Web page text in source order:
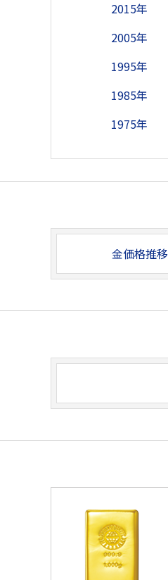
2015年
2005年
1995年
1985年
1975年
金価格推移